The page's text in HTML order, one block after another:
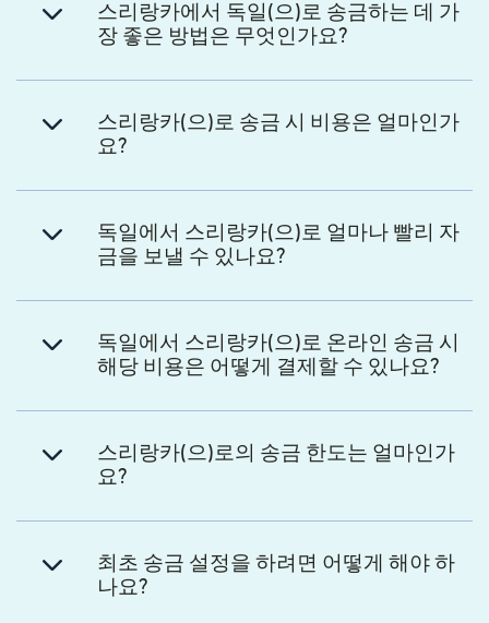
스리랑카에서 독일(으)로 송금하는 데 가
장 좋은 방법은 무엇인가요?
스리랑카(으)로 송금 시 비용은 얼마인가
요?
독일에서 스리랑카(으)로 얼마나 빨리 자
금을 보낼 수 있나요?
독일에서 스리랑카(으)로 온라인 송금 시
해당 비용은 어떻게 결제할 수 있나요?
스리랑카(으)로의 송금 한도는 얼마인가
요?
최초 송금 설정을 하려면 어떻게 해야 하
나요?